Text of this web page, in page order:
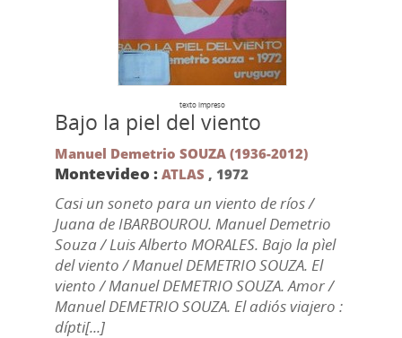
texto impreso
Bajo la piel del viento
Manuel Demetrio SOUZA (1936-2012)
Montevideo : ATLAS , 1972
Casi un soneto para un viento de ríos /
Juana de IBARBOUROU. Manuel Demetrio
Souza / Luis Alberto MORALES. Bajo la pìel
del viento / Manuel DEMETRIO SOUZA. El
viento / Manuel DEMETRIO SOUZA. Amor /
Manuel DEMETRIO SOUZA. El adiós viajero :
dípti[...]